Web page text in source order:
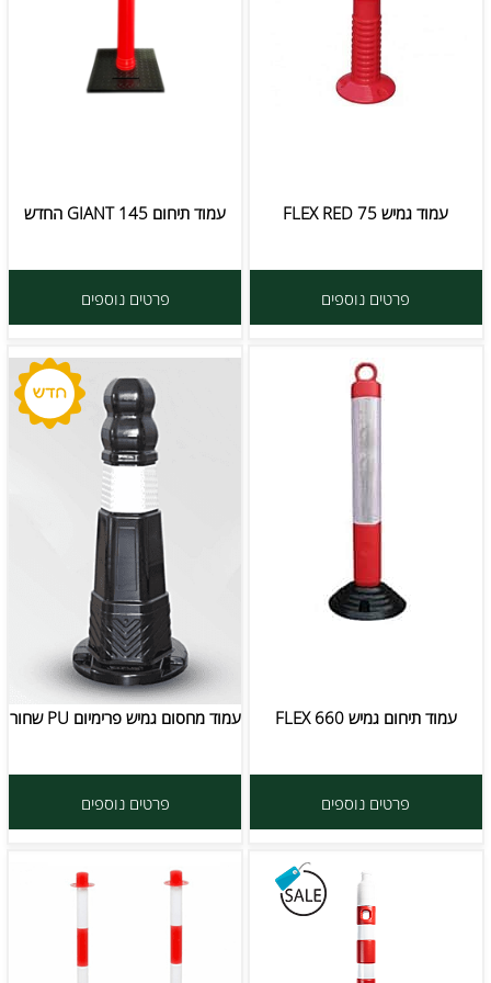
עמוד גמיש FLEX RED 75
פרטים נוספים
עמוד תיחום GIANT 145 החדש
פרטים נוספים
עמוד תיחום גמיש FLEX 660
פרטים נוספים
עמוד מחסום גמיש פרימיום PU שחור
פרטים נוספים